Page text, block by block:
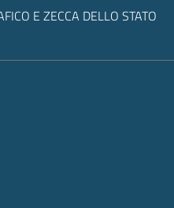
E ZECCA DELLO STATO